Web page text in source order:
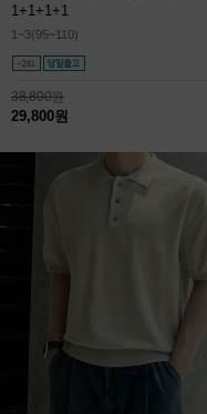
1+1+1+1
1~3(95~110)
38,800원
29,800원